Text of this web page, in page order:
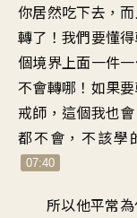
你居然吃下去，
轉了！我們要懂
個境界上面一件
不會轉哪！如果
戒師，這個我也
都不會，不該學
07:40
所以他平常